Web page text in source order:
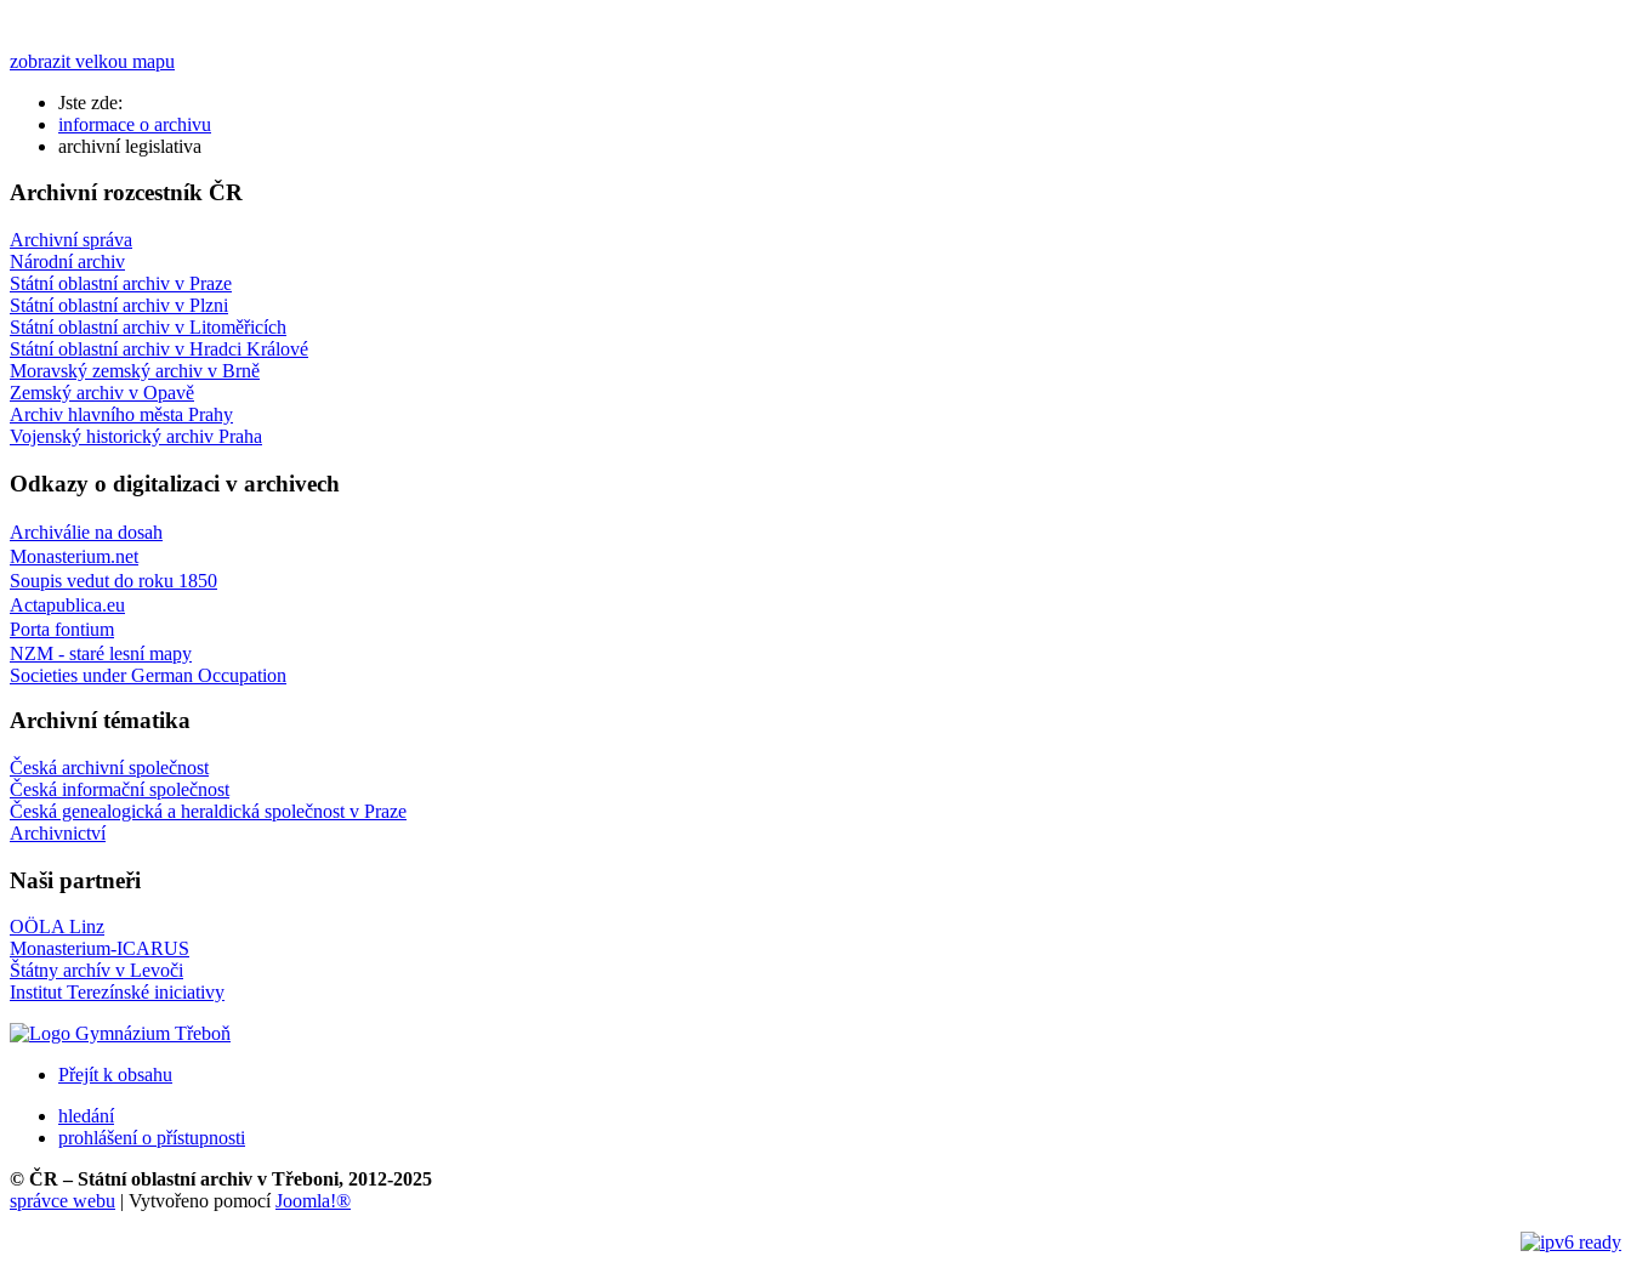
zobrazit velkou mapu
Jste zde:
informace o archivu
archivní legislativa
Archivní rozcestník ČR
Archivní správa
Národní archiv
Státní oblastní archiv v Praze
Státní oblastní archiv v Plzni
Státní oblastní archiv v Litoměřicích
Státní oblastní archiv v Hradci Králové
Moravský zemský archiv v Brně
Zemský archiv v Opavě
Archiv hlavního města Prahy
Vojenský historický archiv Praha
Odkazy o digitalizaci v archivech
Archiválie na dosah
Monasterium.net
Soupis vedut do roku 1850
Actapublica.eu
Porta fontium
NZM - staré lesní mapy
Societies under German Occupation
Archivní tématika
Česká archivní společnost
Česká informační společnost
Česká genealogická a heraldická společnost v Praze
Archivnictví
Naši partneři
OÖLA Linz
Monasterium-ICARUS
Štátny archív v Levoči
Institut Terezínské iniciativy
Přejít k obsahu
hledání
prohlášení o přístupnosti
© ČR – Státní oblastní archiv v Třeboni, 2012-2025
správce webu | Vytvořeno pomocíJoomla!®